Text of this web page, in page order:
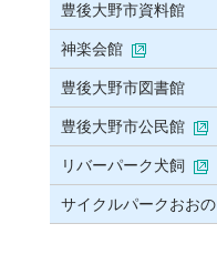
豊後大野市資料館
神楽会館
豊後大野市図書館
豊後大野市公民館
リバーパーク犬飼
サイクルパークおおの